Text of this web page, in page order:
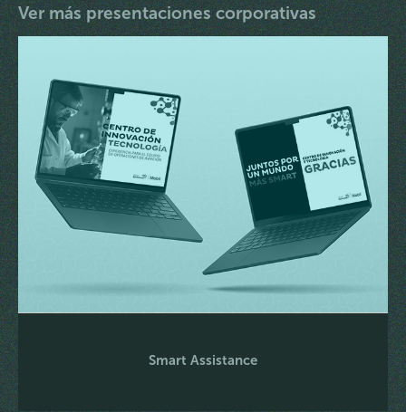
Ver más presentaciones corporativas
Smart Assistance